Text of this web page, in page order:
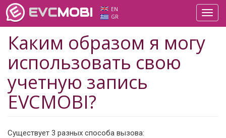
EVCMOBI
EN
GR
Каким образом я могу
использовать свою
учетную запись
EVCMOBI?
Существует 3 разных способа вызова: